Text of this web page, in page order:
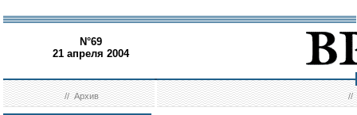
N°69
21 апреля 2004
//Архив //